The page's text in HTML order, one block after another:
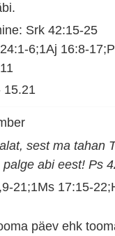
Srk 42:15-25
6;1Aj 16:8-
15.21
sest ma tahan
palge abi eest! Ps
21;1Ms 17:15-
päev ehk